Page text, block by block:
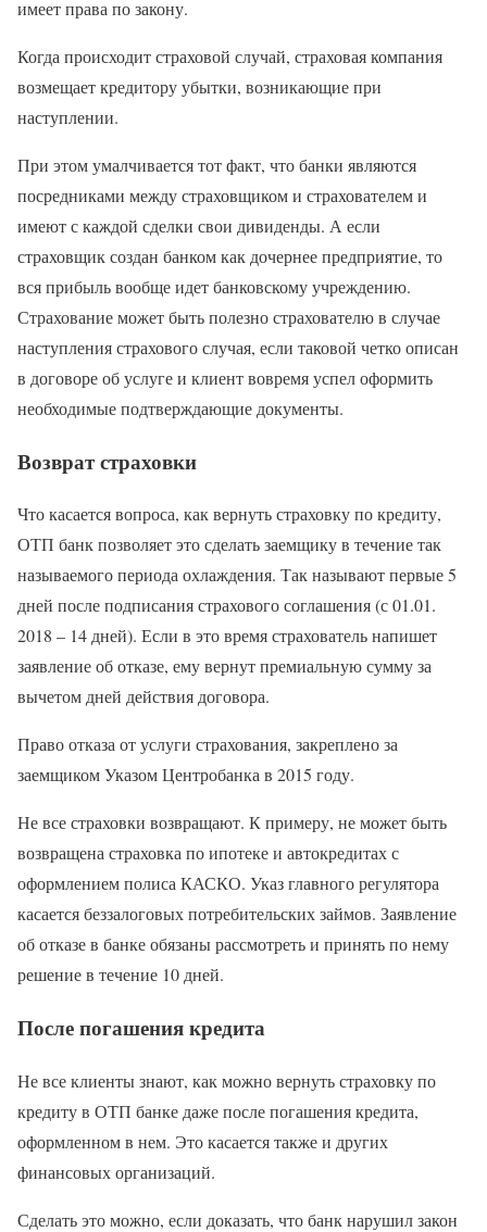
имеет права по закону.
Когда происходит страховой случай, страховая компания
возмещает кредитору убытки, возникающие при
наступлении.
При этом умалчивается тот факт, что банки являются
посредниками между страховщиком и страхователем и
имеют с каждой сделки свои дивиденды. А если
страховщик создан банком как дочернее предприятие, то
вся прибыль вообще идет банковскому учреждению.
Страхование может быть полезно страхователю в случае
наступления страхового случая, если таковой четко описан
в договоре об услуге и клиент вовремя успел оформить
необходимые подтверждающие документы.
Возврат страховки
Что касается вопроса, как вернуть страховку по кредиту,
ОТП банк позволяет это сделать заемщику в течение так
называемого периода охлаждения. Так называют первые 5
дней после подписания страхового соглашения (с 01.01.
2018 – 14 дней). Если в это время страхователь напишет
заявление об отказе, ему вернут премиальную сумму за
вычетом дней действия договора.
Право отказа от услуги страхования, закреплено за
заемщиком Указом Центробанка в 2015 году.
Не все страховки возвращают. К примеру, не может быть
возвращена страховка по ипотеке и автокредитах с
оформлением полиса КАСКО. Указ главного регулятора
касается беззалоговых потребительских займов. Заявление
об отказе в банке обязаны рассмотреть и принять по нему
решение в течение 10 дней.
После погашения кредита
Не все клиенты знают, как можно вернуть страховку по
кредиту в ОТП банке даже после погашения кредита,
оформленном в нем. Это касается также и других
финансовых организаций.
Сделать это можно, если доказать, что банк нарушил закон